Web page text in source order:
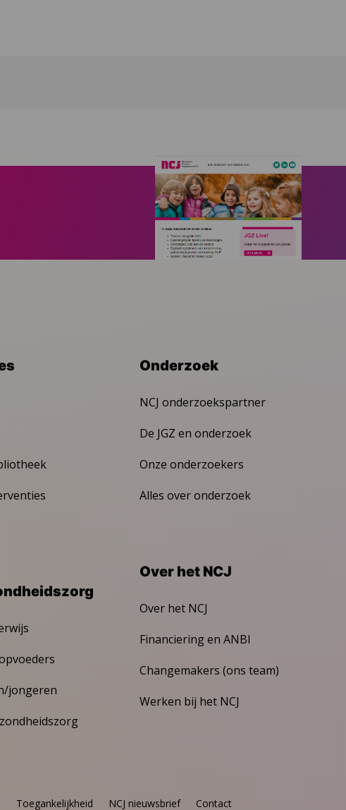
Onderzoek
NCJ onderzoekspartner
De JGZ en onderzoek
Onze onderzoekers
Alles over onderzoek
jongeren
Over het NCJ
Over het NCJ
Financiering en ANBI
Changemakers (ons team)
Werken bij het NCJ
Toegankelijkheid NCJ nieuwsbrief Contact